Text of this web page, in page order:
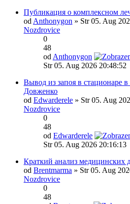
Публикация о комплексном
od Anthonygon » Str 05. Aug
Nozdrovice
0
48
od Anthonygon
Str 05. Aug 2026 20:48:52
Вывод из запоя в стационаре
Довженко
od Edwarderele » Str 05. Aug
Nozdrovice
0
48
od Edwarderele
Str 05. Aug 2026 20:16:13
Краткий анализ медицинских
od Brentmarma » Str 05. Aug
Nozdrovice
0
48